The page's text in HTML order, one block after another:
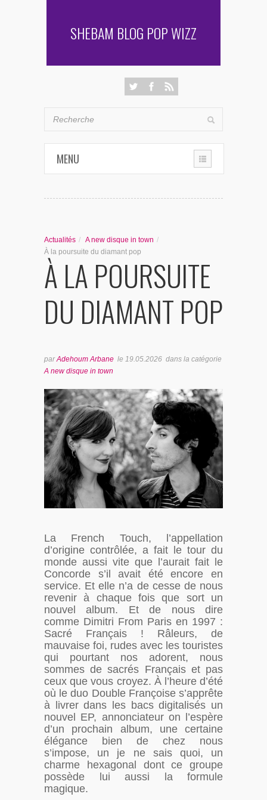
SHEBAM BLOG POP WIZZ
MENU
PENSÉES & AUTRES AVENTURES
BONUS TRACKS
Actualités / A new disque in town /
À la poursuite du diamant pop
À LA POURSUITE
DU DIAMANT POP
parAdehoum Arbane le 19.05.2026 dans la catégorie
A new disque in town
La French Touch, l’appellation
d’origine contrôlée, a fait le tour du
monde aussi vite que l’aurait fait le
Concorde s’il avait été encore en
service. Et elle n’a de cesse de nous
revenir à chaque fois que sort un
nouvel album. Et de nous dire
comme Dimitri From Paris en 1997 :
Sacré Français ! Râleurs, de
mauvaise foi, rudes avec les touristes
qui pourtant nos adorent, nous
sommes de sacrés Français et pas
ceux que vous croyez. À l’heure d’été
où le duo Double Françoise s’apprête
à livrer dans les bacs digitalisés un
nouvel EP, annonciateur on l’espère
d’un prochain album, une certaine
élégance bien de chez nous
s’impose, un je ne sais quoi, un
charme hexagonal dont ce groupe
possède lui aussi la formule
magique.